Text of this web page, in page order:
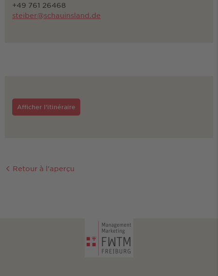
+49 761 26468
steiber@schauinsland.de
Afficher l'itinéraire
Retour à l'aperçu